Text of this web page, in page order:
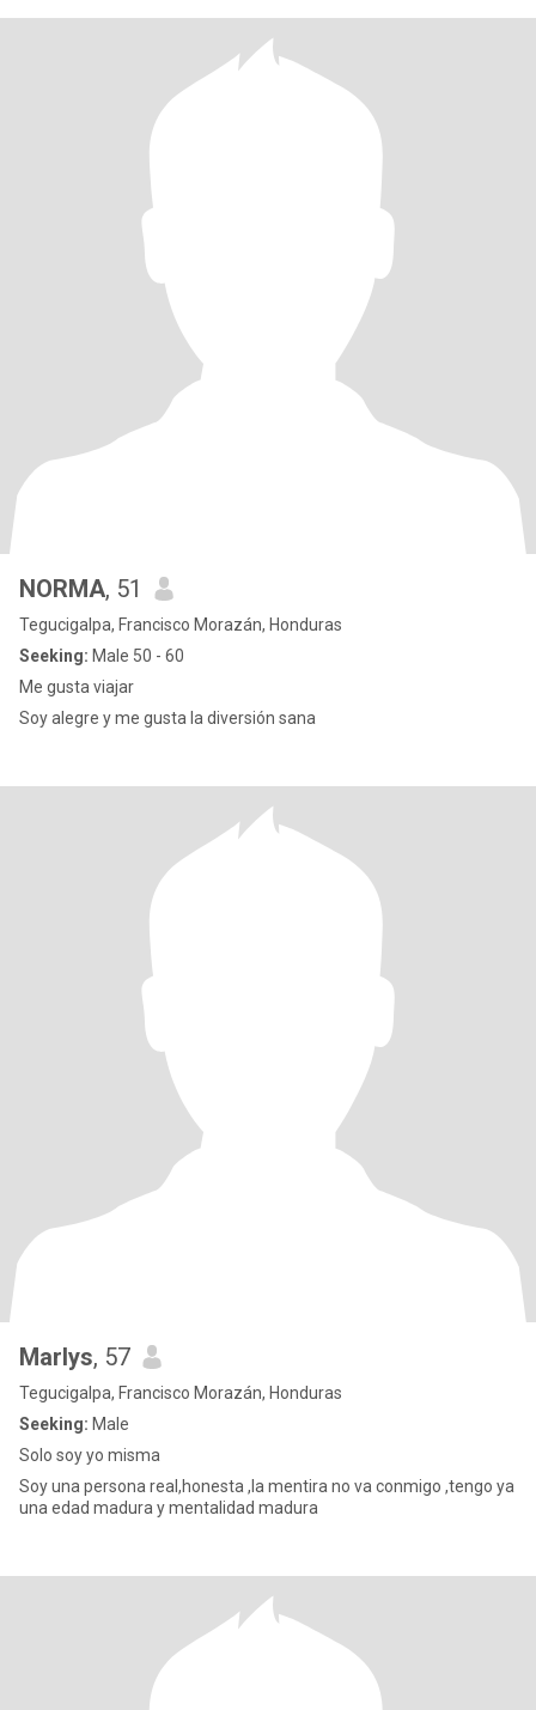
NORMA, 51
Tegucigalpa, Francisco Morazán, Honduras
Seeking: Male 50 - 60
Me gusta viajar
Soy alegre y me gusta la diversión sana
Marlys, 57
Tegucigalpa, Francisco Morazán, Honduras
Seeking: Male
Solo soy yo misma
Soy una persona real,honesta ,la mentira no va conmigo ,tengo ya
una edad madura y mentalidad madura